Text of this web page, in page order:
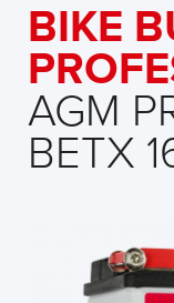
BIKE
AGM
BETX